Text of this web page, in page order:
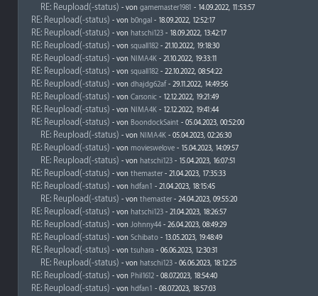
RE: Reupload(-status) - von gamemaster1981 - 14.09.2022, 11:53:57
RE: Reupload(-status) - von b0ngal - 18.09.2022, 12:52:17
RE: Reupload(-status) - von hatschi123 - 18.09.2022, 13:42:17
RE: Reupload(-status) - von squall182 - 21.10.2022, 19:18:30
RE: Reupload(-status) - von NIMA4K - 21.10.2022, 19:33:11
RE: Reupload(-status) - von squall182 - 22.10.2022, 08:54:22
RE: Reupload(-status) - von dhajdg62af - 29.11.2022, 14:49:56
RE: Reupload(-status) - von Carsonic - 12.12.2022, 19:21:49
RE: Reupload(-status) - von NIMA4K - 12.12.2022, 19:41:44
RE: Reupload(-status) - von BoondockSaint - 05.04.2023, 00:52:00
RE: Reupload(-status) - von NIMA4K - 05.04.2023, 02:26:30
RE: Reupload(-status) - von movieswelove - 15.04.2023, 14:09:57
RE: Reupload(-status) - von hatschi123 - 15.04.2023, 16:07:51
RE: Reupload(-status) - von themaster- 21.04.2023, 17:35:33
RE: Reupload(-status) - von hdfan1 - 21.04.2023, 18:15:45
RE: Reupload(-status) - von themaster- 24.04.2023, 09:55:20
RE: Reupload(-status) - von hatschi123 - 21.04.2023, 18:26:57
RE: Reupload(-status) - von Johnny44 - 26.04.2023, 08:49:29
RE: Reupload(-status) - von Schibato - 13.05.2023, 19:48:49
RE: Reupload(-status) - von tsuhara - 06.06.2023, 12:30:31
RE: Reupload(-status) - von hatschi123 - 06.06.2023, 18:12:25
RE: Reupload(-status) - von Phil1612 - 08.07.2023, 18:54:40
RE: Reupload(-status) - von hdfan1 - 08.07.2023, 18:57:03